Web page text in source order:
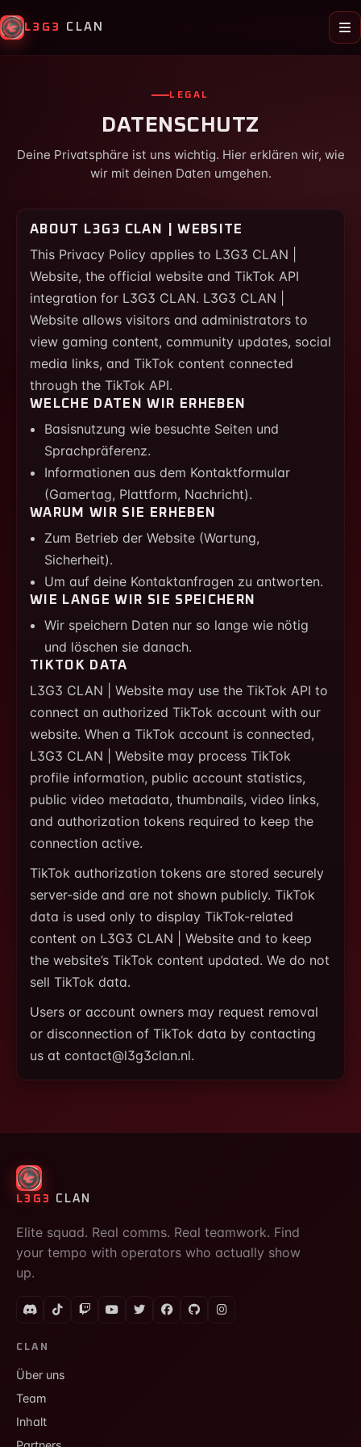
L3G3 CLAN
LEGAL
DATENSCHUTZ
Deine Privatsphäre ist uns wichtig. Hier erklären wir, wie
wir mit deinen Daten umgehen.
ABOUT L3G3 CLAN | WEBSITE
This Privacy Policy applies to L3G3 CLAN |
Website, the official website and TikTok API
integration for L3G3 CLAN. L3G3 CLAN |
Website allows visitors and administrators to
view gaming content, community updates, social
media links, and TikTok content connected
through the TikTok API.
WELCHE DATEN WIR ERHEBEN
Basisnutzung wie besuchte Seiten und
Sprachpräferenz.
Informationen aus dem Kontaktformular
(Gamertag, Plattform, Nachricht).
WARUM WIR SIE ERHEBEN
Zum Betrieb der Website (Wartung,
Sicherheit).
Um auf deine Kontaktanfragen zu antworten.
WIE LANGE WIR SIE SPEICHERN
Wir speichern Daten nur so lange wie nötig
und löschen sie danach.
TIKTOK DATA
L3G3 CLAN | Website may use the TikTok API to
connect an authorized TikTok account with our
website. When a TikTok account is connected,
L3G3 CLAN | Website may process TikTok
profile information, public account statistics,
public video metadata, thumbnails, video links,
and authorization tokens required to keep the
connection active.
TikTok authorization tokens are stored securely
server-side and are not shown publicly. TikTok
data is used only to display TikTok-related
content on L3G3 CLAN | Website and to keep
the website’s TikTok content updated. We do not
sell TikTok data.
Users or account owners may request removal
or disconnection of TikTok data by contacting
us at contact@l3g3clan.nl.
L3G3 CLAN
Elite squad. Real comms. Real teamwork. Find
your tempo with operators who actually show
up.
CLAN
Über uns
Team
Inhalt